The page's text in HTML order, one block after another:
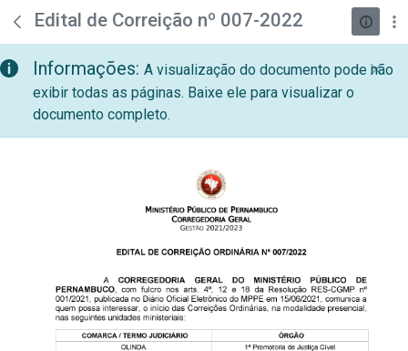
Pular para o Conteúdo principal
teste descricao
Edital de Correição nº 007-2022
Informações: A visualização do documento pode não
exibir todas as páginas. Baixe ele para visualizar o
documento completo.